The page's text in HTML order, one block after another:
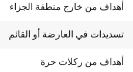
أهداف من خارج منطقة الجزاء
تسديدات في العارضة أو القائم
أهداف من ركلات حرة